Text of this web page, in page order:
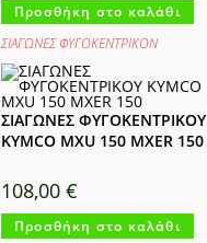
Προσθήκη στο καλάθι
ΣΙΑΓΩΝΕΣ ΦΥΓΟΚΕΝΤΡΙΚΟΝ
ΣΙΑΓΩΝΕΣ ΦΥΓΟΚΕΝΤΡΙΚΟΥ
KYMCO MXU 150 MXER 150
108,00€
Προσθήκη στο καλάθι